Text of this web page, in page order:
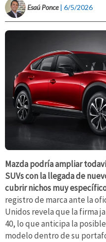
Esaú Ponce | 6/5/2026
Mazda podría ampliar
SUVs con la llegada de
cubrir nichos muy
registro de marca ante la
Unidos revela que la firma
40, lo que anticipa la
modelo dentro de su